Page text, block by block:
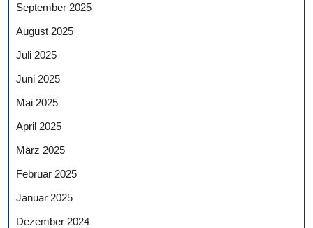
September 2025
August 2025
Juli 2025
Juni 2025
Mai 2025
April 2025
März 2025
Februar 2025
Januar 2025
Dezember 2024